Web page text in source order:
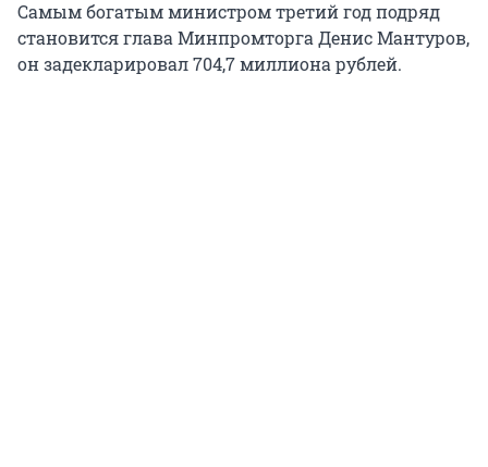
Самым богатым министром третий год подряд
становится глава Минпромторга Денис Мантуров,
он задекларировал 704,7 миллиона рублей.